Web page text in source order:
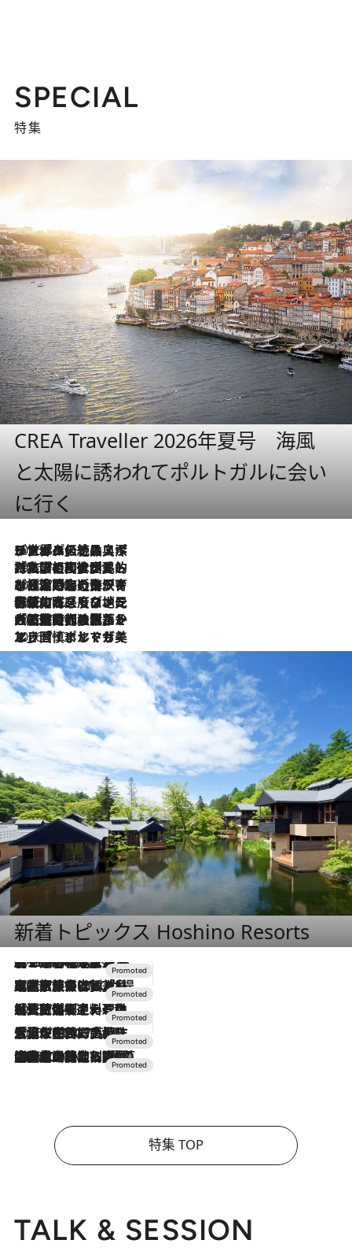
SPECIAL
特集
CREA Traveller 2026年夏号 海風
と太陽に誘われてポルトガルに会い
に行く
2026.8.8
リスボンの絶品スイーツ「パステル・デ・ナタ」とは？ポルトガル伝統の奥深い世界へ
2026.7.27
「私の祖国はポルトガル語です」国民的詩人フェルナンド・ペソアと、彼が愛した文学の街を歩く
2026.7.26
ポルトガル近海が育む極上の海の幸。キリリと冷えた白ワインと愉しむ、シーフード専門店の贅沢
2026.7.22
伝統の味をモダンに昇華。高感度な地元客が集う、リスボンの最旬ガストロノミー
2026.7.21
大航海時代の栄華から、震災、独裁、そして革命へ。ポルトガル・首都リスボンの石畳に刻まれた「歴史の光と影」
2026.7.13
エッセイ・ヤマザキマリ「慎ましくも美しき国 ポルトガル」
新着トピックス Hoshino Resorts
2026.8.7
【トンボの足水浴】ヒノキの香りに包まれて涼感マックス！約13℃の湧水かけ流しを避暑地「星野温泉 トンボの湯」で体験
2026.7.31
【ホテル帰省】という選択肢をOMOが提案。家族とほどよい距離を保つには「昼は実家、夜は気兼ねなくホテルで！」
2026.7.24
【夏限定ディナーコース】旬を迎える稚鮎や花ズッキーニなどをイタリア・トスカーナの郷土料理の手法で満喫！
2026.7.17
「土佐和ハーブかき氷」がOMO7高知に登場！生姜、山椒、大葉など目にも舌にも涼を呼ぶ郷土の味
2026.7.10
NEW OPEN！【界 草津】名湯の地に誕生。趣の異なる2種の温泉と上州ならではの会席・蕎麦割烹など美食を味わう究極の癒やし旅
特集 TOP
TALK & SESSION